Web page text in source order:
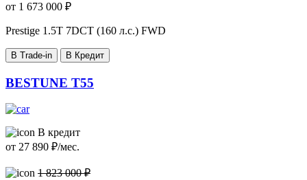
от 1 673 000 ₽
Prestige 1.5T 7DCT (160 л.с.) FWD
В Trade-in В Кредит
BESTUNE T55
В кредит
от 27 890 ₽/мес.
1 823 000 ₽